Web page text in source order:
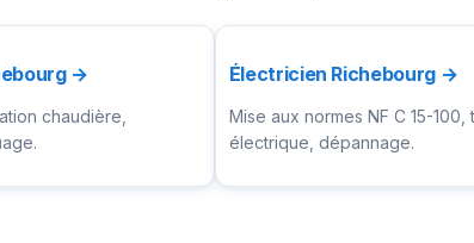
→
chaudière,
Électricien Richebourg →
Mise aux normes NF C 15-100,
électrique, dépannage.